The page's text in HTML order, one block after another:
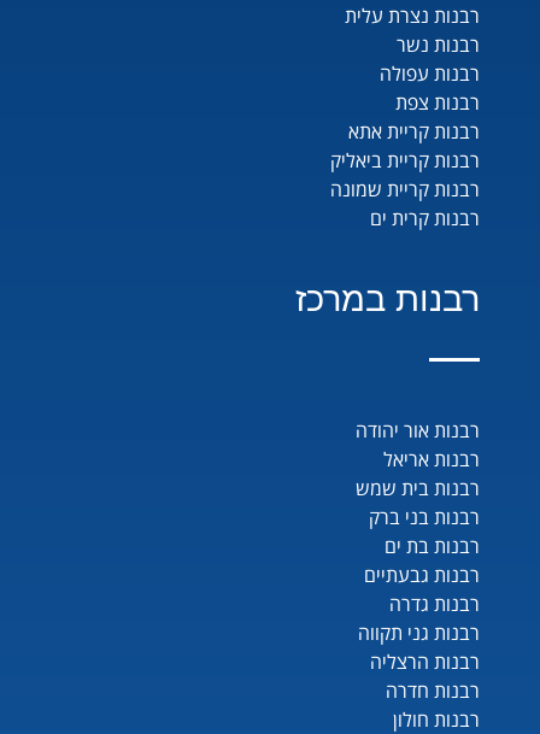
רבנות נצרת עלית
רבנות נשר
רבנות עפולה
רבנות צפת
רבנות קריית אתא
רבנות קריית ביאליק
רבנות קריית שמונה
רבנות קרית ים
רבנות במרכז
רבנות אור יהודה
רבנות אריאל
רבנות בית שמש
רבנות בני ברק
רבנות בת ים
רבנות גבעתיים
רבנות גדרה
רבנות גני תקווה
רבנות הרצליה
רבנות חדרה
רבנות חולון